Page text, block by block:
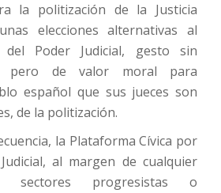
la politización de la Justicia
elecciones alternativas al
del Poder Judicial, gesto sin
pero de valor moral para
español que sus jueces son
de la politización.
la Plataforma Cívica por
al margen de cualquier
sectores progresistas o